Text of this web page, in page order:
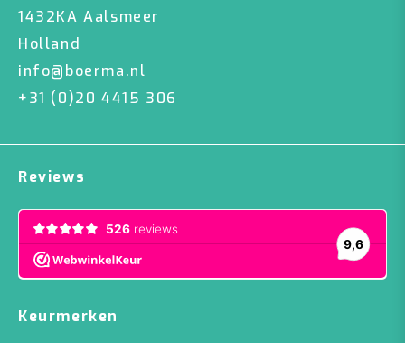
1432KA Aalsmeer
Holland
info@boerma.nl
+31 (0)20 4415 306
Reviews
Keurmerken